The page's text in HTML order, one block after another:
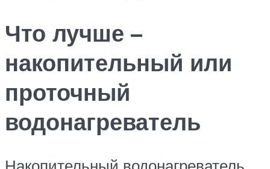
Что лучше –
накопительный или
проточный
водонагреватель